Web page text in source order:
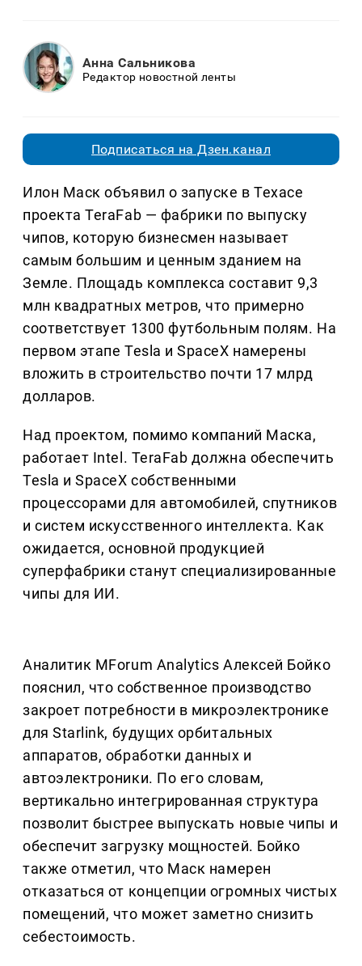
Анна Сальникова
Редактор новостной ленты
Подписаться на Дзен.канал
Илон Маск объявил о запуске в Техасе
проекта TeraFab — фабрики по выпуску
чипов, которую бизнесмен называет
самым большим и ценным зданием на
Земле. Площадь комплекса составит 9,3
млн квадратных метров, что примерно
соответствует 1300 футбольным полям. На
первом этапе Tesla и SpaceX намерены
вложить в строительство почти 17 млрд
долларов.
Над проектом, помимо компаний Маска,
работает Intel. TeraFab должна обеспечить
Tesla и SpaceX собственными
процессорами для автомобилей, спутников
и систем искусственного интеллекта. Как
ожидается, основной продукцией
суперфабрики станут специализированные
чипы для ИИ.
Аналитик MForum Analytics Алексей Бойко
пояснил, что собственное производство
закроет потребности в микроэлектронике
для Starlink, будущих орбитальных
аппаратов, обработки данных и
автоэлектроники. По его словам,
вертикально интегрированная структура
позволит быстрее выпускать новые чипы и
обеспечит загрузку мощностей. Бойко
также отметил, что Маск намерен
отказаться от концепции огромных чистых
помещений, что может заметно снизить
себестоимость.